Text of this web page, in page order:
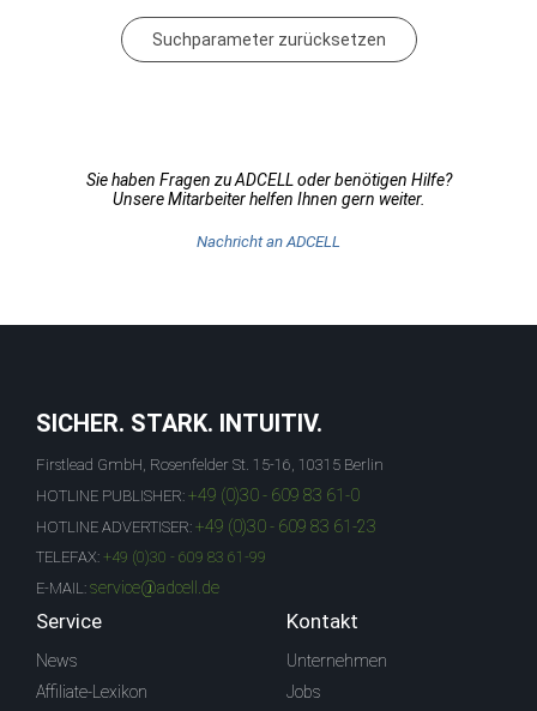
Suchparameter zurücksetzen
Sie haben Fragen zu ADCELL oder benötigen Hilfe?
Unsere Mitarbeiter helfen Ihnen gern weiter.
Nachricht an ADCELL
SICHER. STARK. INTUITIV.
Firstlead GmbH, Rosenfelder St. 15-16, 10315 Berlin
HOTLINE PUBLISHER: +49 (0)30 - 609 83 61-0
HOTLINE ADVERTISER: +49 (0)30 - 609 83 61-23
TELEFAX: +49 (0)30 - 609 83 61-99
E-MAIL: service@adcell.de
Service
News
Affiliate-Lexikon
Kontakt
Unternehmen
Jobs